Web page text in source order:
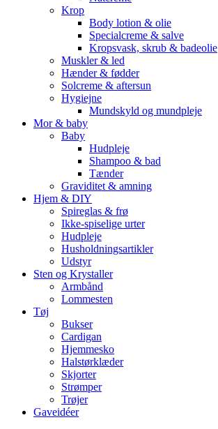
Krop
Body lotion & olie
Specialcreme & salve
Kropsvask, skrub & badeolie
Muskler & led
Hænder & fødder
Solcreme & aftersun
Hygiejne
Mundskyld og mundpleje
Mor & baby
Baby
Hudpleje
Shampoo & bad
Tænder
Graviditet & amning
Hjem & DIY
Spireglas & frø
Ikke-spiselige urter
Hudpleje
Husholdningsartikler
Udstyr
Sten og Krystaller
Armbånd
Lommesten
Tøj
Bukser
Cardigan
Hjemmesko
Halstørklæder
Skjorter
Strømper
Trøjer
Gaveidéer